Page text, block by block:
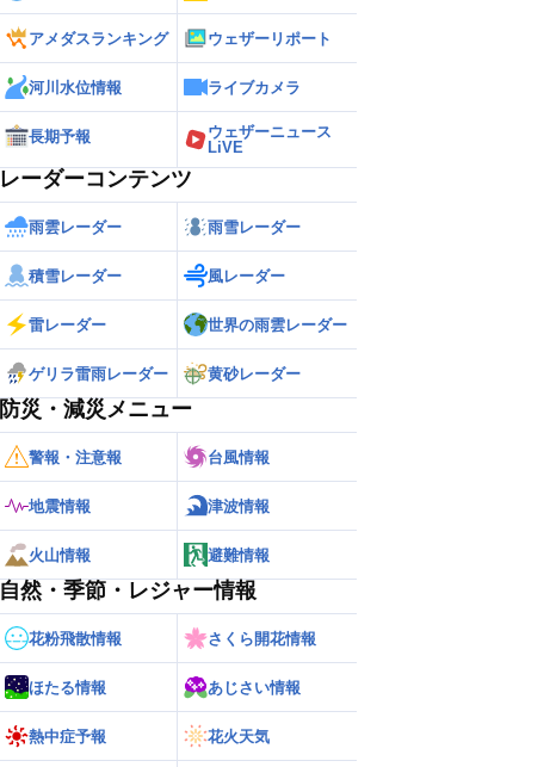
アメダスランキング ウェザーリポート
河川水位情報 ライブカメラ
長期予報
ウェザーニュース
LiVE
レーダーコンテンツ
雨雲レーダー 雨雪レーダー
積雪レーダー 風レーダー
雷レーダー 世界の雨雲レーダー
ゲリラ雷雨レーダー 黄砂レーダー
防災・減災メニュー
警報・注意報 台風情報
地震情報 津波情報
火山情報 避難情報
自然・季節・レジャー情報
花粉飛散情報 さくら開花情報
ほたる情報 あじさい情報
熱中症予報 花火天気